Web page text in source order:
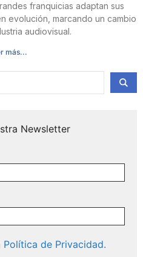
franquicias adaptan sus
evolución, marcando un cambio
audiovisual.
más...
Newsletter
Política de Privacidad.